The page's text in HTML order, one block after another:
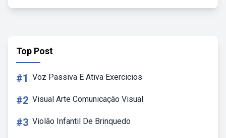
Top Post
#1 Voz Passiva E Ativa Exercicios
#2 Visual Arte Comunicação Visual
#3 Violão Infantil De Brinquedo